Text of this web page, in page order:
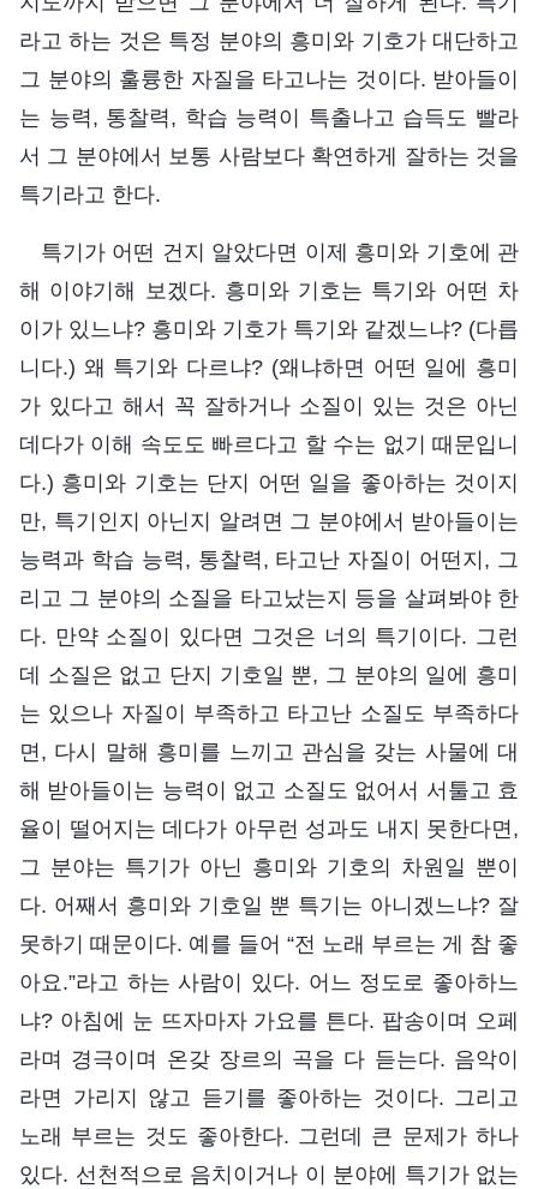
라고 하는 것은 특정 분야의 흥미와 기호가 대단하고
그 분야의 훌륭한 자질을 타고나는 것이다. 받아들이
는 능력, 통찰력, 학습 능력이 특출나고 습득도 빨라
서 그 분야에서 보통 사람보다 확연하게 잘하는 것을
특기라고 한다.
특기가 어떤 건지 알았다면 이제 흥미와 기호에 관
해 이야기해 보겠다. 흥미와 기호는 특기와 어떤 차
이가 있느냐? 흥미와 기호가 특기와 같겠느냐? (다릅
니다.) 왜 특기와 다르냐? (왜냐하면 어떤 일에 흥미
가 있다고 해서 꼭 잘하거나 소질이 있는 것은 아닌
데다가 이해 속도도 빠르다고 할 수는 없기 때문입니
다.) 흥미와 기호는 단지 어떤 일을 좋아하는 것이지
만, 특기인지 아닌지 알려면 그 분야에서 받아들이는
능력과 학습 능력, 통찰력, 타고난 자질이 어떤지, 그
리고 그 분야의 소질을 타고났는지 등을 살펴봐야 한
다. 만약 소질이 있다면 그것은 너의 특기이다. 그런
데 소질은 없고 단지 기호일 뿐, 그 분야의 일에 흥미
는 있으나 자질이 부족하고 타고난 소질도 부족하다
면, 다시 말해 흥미를 느끼고 관심을 갖는 사물에 대
해 받아들이는 능력이 없고 소질도 없어서 서툴고 효
율이 떨어지는 데다가 아무런 성과도 내지 못한다면,
그 분야는 특기가 아닌 흥미와 기호의 차원일 뿐이
다. 어째서 흥미와 기호일 뿐 특기는 아니겠느냐? 잘
못하기 때문이다. 예를 들어 “전 노래 부르는 게 참 좋
아요.”라고 하는 사람이 있다. 어느 정도로 좋아하느
냐? 아침에 눈 뜨자마자 가요를 튼다. 팝송이며 오페
라며 경극이며 온갖 장르의 곡을 다 듣는다. 음악이
라면 가리지 않고 듣기를 좋아하는 것이다. 그리고
노래 부르는 것도 좋아한다. 그런데 큰 문제가 하나
있다. 선천적으로 음치이거나 이 분야에 특기가 없는